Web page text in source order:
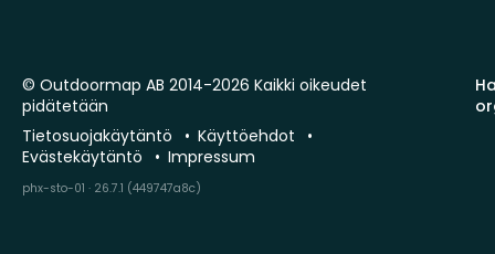
© Outdoormap AB 2014-2026 Kaikki oikeudet
pidätetään
Tietosuojakäytäntö
Käyttöehdot
Evästekäytäntö
Impressum
phx-sto-01 · 26.7.1 (449747a8c)